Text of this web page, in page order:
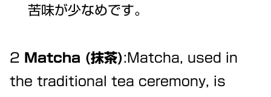
苦味が少なめです。
2 Matcha (抹茶):Matcha, used in
the traditional tea ceremony, is